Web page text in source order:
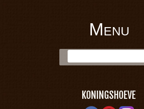
BOERDERIJ
KONINGSHOEVE
Menu
KONINGSHOEVE